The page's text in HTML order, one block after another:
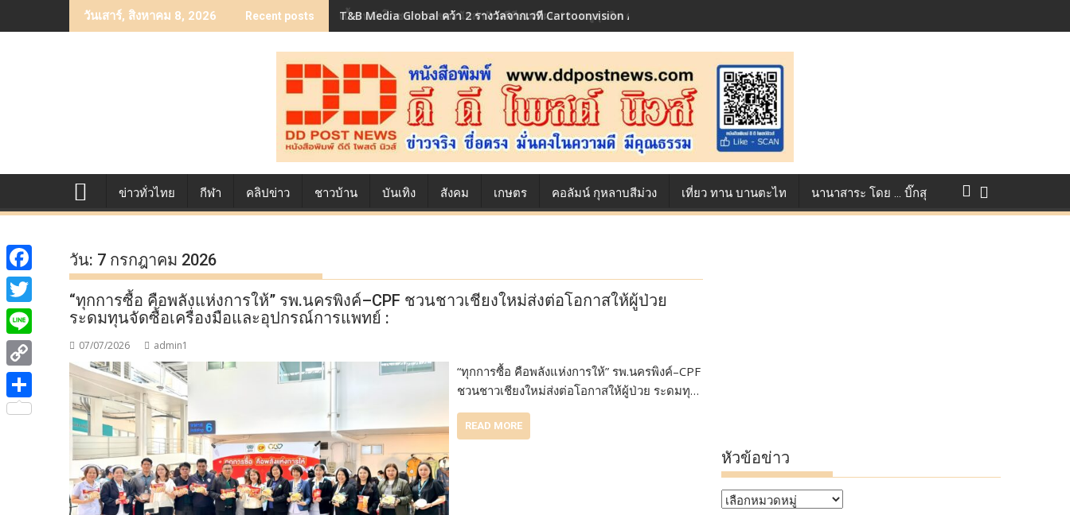
to
วันเสาร์, สิงหาคม 8, 2026 Recent posts T&B Media Global คว้า 2 รางวัลจากเวที Cartoonvision Animation Contest ตอกย้ำศักยภาพแอนิเมชันไทยบนเวทีนานาชาติ ที่ประเทศอังกฤษ :
เบื้องหลังโภชนาการของนักล่าฝัน ซีพีเอฟ เผย 10 เมนูสุดฮิต ตลอดเส้นทางการแข่งขัน True AF 2026 :
ข่าวทั่วไทย กีฬา คลิปข่าว ชาวบ้าน บันเทิง สังคม เกษตร คอลัมน์ กุหลาบสีม่วง เที่ยว ทาน บานตะไท นานาสาระ โดย … บิ๊กสุ
วัน: 7 กรกฎาคม 2026
“ทุกการซื้อ คือพลังแห่งการให้” รพ.นครพิงค์–CPF ชวนชาวเชียงใหม่ส่งต่อโอกาสให้ผู้ป่วย
ระดมทุนจัดซื้อเครื่องมือและอุปกรณ์การแพทย์ :
07/07/2026 admin1
“ทุกการซื้อ คือพลังแห่งการให้” รพ.นครพิงค์–CPF
ชวนชาวเชียงใหม่ส่งต่อโอกาสให้ผู้ป่วย ระดมทุ…
READ MORE
หัวข้อข่าว
หัวข้อ
F
a
c
e
b
o
T
w
i
t
t
L
i
n
C
o
S